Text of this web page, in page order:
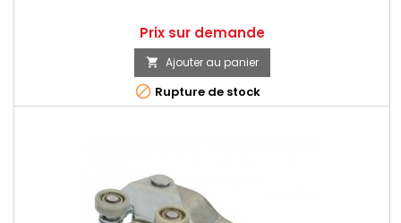
Prix
Prix sur demande
 Ajouter au panier
 Rupture de stock